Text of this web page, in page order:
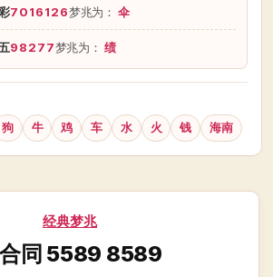
7016126梦兆为：伞
98277梦兆为：绩
狗 牛 鸡 车 水 火 钱 海南
分
经典梦兆
同 5589 8589